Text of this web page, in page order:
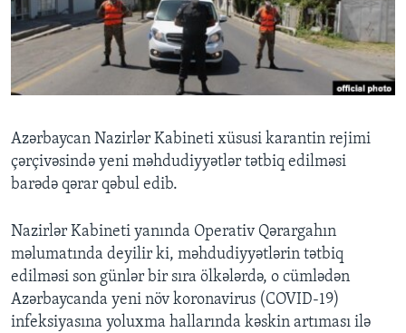
BIZI IZLƏYIN
Dillər
Azərbaycan Nazirlər Kabineti xüsusi karantin rejimi
çərçivəsində yeni məhdudiyyətlər tətbiq edilməsi
barədə qərar qəbul edib.
Nazirlər Kabineti yanında Operativ Qərargahın
məlumatında deyilir ki, məhdudiyyətlərin tətbiq
edilməsi son günlər bir sıra ölkələrdə, o cümlədən
Azərbaycanda yeni növ koronavirus (COVID-19)
infeksiyasına yoluxma hallarında kəskin artıması ilə